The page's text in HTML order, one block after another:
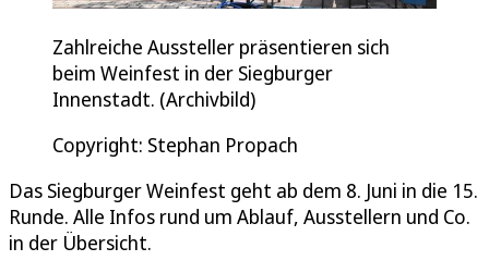
Zahlreiche Aussteller präsentieren sich
beim Weinfest in der Siegburger
Innenstadt. (Archivbild)
Copyright: Stephan Propach
Das Siegburger Weinfest geht ab dem 8. Juni in die 15.
Runde. Alle Infos rund um Ablauf, Ausstellern und Co.
in der Übersicht.